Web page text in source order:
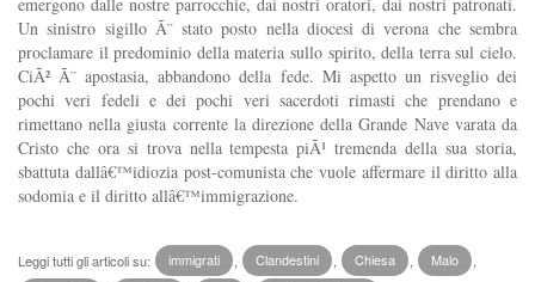
Un sinistro sigillo Ã¨ stato posto nella diocesi di verona che sembra
proclamare il predominio della materia sullo spirito, della terra sul cielo.
CiÃ² Ã¨ apostasia, abbandono della fede. Mi aspetto un risveglio dei
pochi veri fedeli e dei pochi veri sacerdoti rimasti che prendano e
rimettano nella giusta corrente la direzione della Grande Nave varata da
Cristo che ora si trova nella tempesta piÃ¹ tremenda della sua storia,
sbattuta dallâ€™idiozia post-comunista che vuole affermare il diritto alla
sodomia e il diritto allâ€™immigrazione.
Leggi tutti gli articoli su: immigrati Clandestini Chiesa Malo